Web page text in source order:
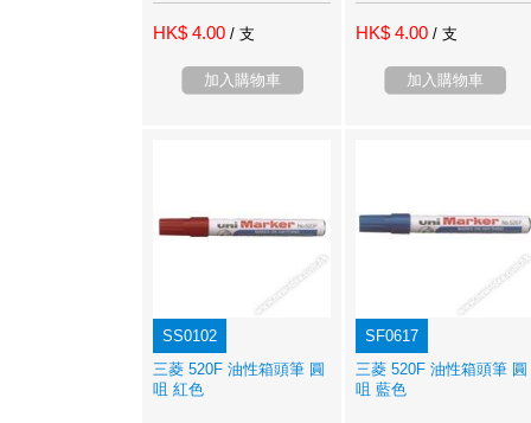
HK$ 4.00 / 支
加入購物車
HK$ 4.00 / 支
加入購物車
SS0102
三菱 520F 油性箱頭筆 圓
咀 紅色
SF0617
三菱 520F 油性箱頭筆 圓
咀 藍色